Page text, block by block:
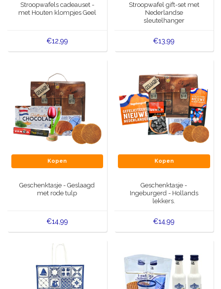
Stroopwafels cadeauset -
met Houten klompjes Geel
€12,99
Stroopwafel gift-set met
Nederlandse
sleutelhanger
€13,99
Kopen
Geschenktasje - Geslaagd
met rode tulp
€14,99
Kopen
Geschenktasje -
Ingeburgerd - Hollands
lekkers.
€14,99